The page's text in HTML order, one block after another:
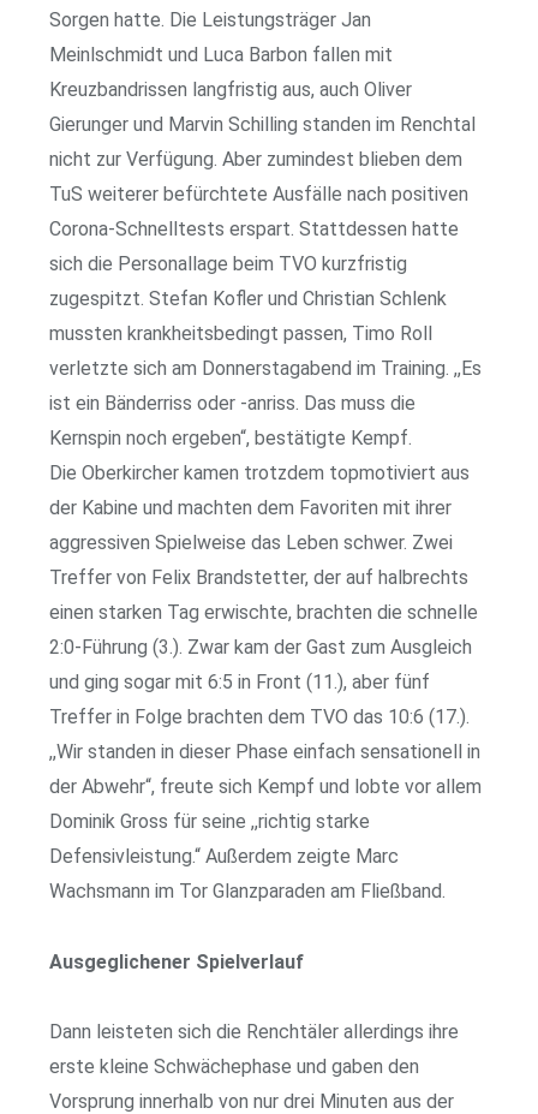
Sorgen hatte. Die Leistungsträger Jan
Meinlschmidt und Luca Barbon fallen mit
Kreuzbandrissen langfristig aus, auch Oliver
Gierunger und Marvin Schilling standen im Renchtal
nicht zur Verfügung. Aber zumindest blieben dem
TuS weiterer befürchtete Ausfälle nach positiven
Corona-Schnelltests erspart. Stattdessen hatte
sich die Personallage beim TVO kurzfristig
zugespitzt. Stefan Kofler und Christian Schlenk
mussten krankheitsbedingt passen, Timo Roll
verletzte sich am Donnerstagabend im Training. ,,Es
ist ein Bänderriss oder -anriss. Das muss die
Kernspin noch ergeben“, bestätigte Kempf.
Die Oberkircher kamen trotzdem topmotiviert aus
der Kabine und machten dem Favoriten mit ihrer
aggressiven Spielweise das Leben schwer. Zwei
Treffer von Felix Brandstetter, der auf halbrechts
einen starken Tag erwischte, brachten die schnelle
2:0-Führung (3.). Zwar kam der Gast zum Ausgleich
und ging sogar mit 6:5 in Front (11.), aber fünf
Treffer in Folge brachten dem TVO das 10:6 (17.).
,,Wir standen in dieser Phase einfach sensationell in
der Abwehr“, freute sich Kempf und lobte vor allem
Dominik Gross für seine ,,richtig starke
Defensivleistung.“ Außerdem zeigte Marc
Wachsmann im Tor Glanzparaden am Fließband.
Ausgeglichener Spielverlauf
Dann leisteten sich die Renchtäler allerdings ihre
erste kleine Schwächephase und gaben den
Vorsprung innerhalb von nur drei Minuten aus der